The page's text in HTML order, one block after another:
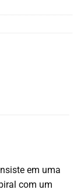
em uma
com um